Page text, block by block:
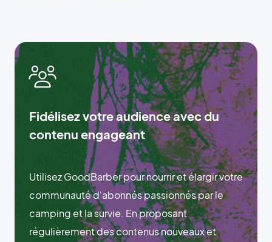
Fidélisez votre audience avec du
contenu engageant
Utilisez GoodBarber pour nourrir et élargir votre
communauté d'abonnés passionnés par le
camping et la survie. En proposant
régulièrement des contenus nouveaux et